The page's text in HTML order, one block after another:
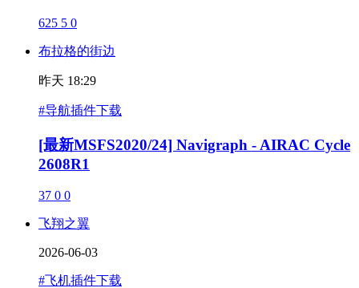
625 5 0
布拉格的街边
昨天 18:29
#导航插件下载
[最新MSFS2020/24] Navigraph - AIRAC Cycle
2608R1
37 0 0
飞翔之翼
2026-06-03
#飞机插件下载